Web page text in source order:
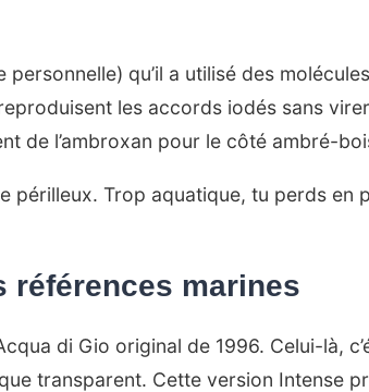
qu’il a utilisé des
les accords iodés sans
de l’ambroxan pour le côté ambré-
périlleux. Trop aquatique, tu perds en
références marines
di Gio original de 1996. Celui-là,
transparent. Cette version Intense